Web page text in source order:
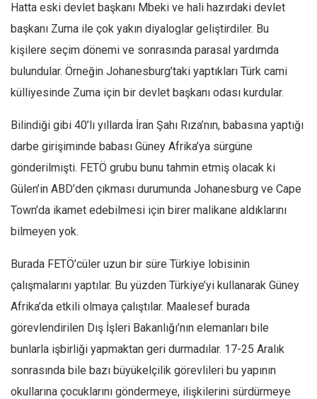
Amina S. Jenenkovic
Bağdagül Öz
Esra Elönü
» Yazar arşivi
Tüm Sayılar
Kategoriler
Kültür Sanat
Kitap
Karisi kitap sualleri
7 soruda bu hafta
Ekonomi
Spor
Manzara
Sağlık
Hatta eski devlet başkanı Mbeki ve hali hazırdaki devlet
başkanı Zuma ile çok yakın diyaloglar geliştirdiler. Bu
kişilere seçim dönemi ve sonrasında parasal yardımda
bulundular. Örneğin Johanesburg’taki yaptıkları Türk cami
külliyesinde Zuma için bir devlet başkanı odası kurdular.
Bilindiği gibi 40’lı yıllarda İran Şahı Rıza’nın, babasına yaptığı
darbe girişiminde babası Güney Afrika’ya sürgüne
gönderilmişti. FETÖ grubu bunu tahmin etmiş olacak ki
Gülen’in ABD’den çıkması durumunda Johanesburg ve Cape
Town’da ikamet edebilmesi için birer malikane aldıklarını
bilmeyen yok.
Burada FETÖ’cüler uzun bir süre Türkiye lobisinin
çalışmalarını yaptılar. Bu yüzden Türkiye’yi kullanarak Güney
Afrika’da etkili olmaya çalıştılar. Maalesef burada
görevlendirilen Dış İşleri Bakanlığı’nın elemanları bile
bunlarla işbirliği yapmaktan geri durmadılar. 17-25 Aralık
sonrasında bile bazı büyükelçilik görevlileri bu yapının
okullarına çocuklarını göndermeye, ilişkilerini sürdürmeye